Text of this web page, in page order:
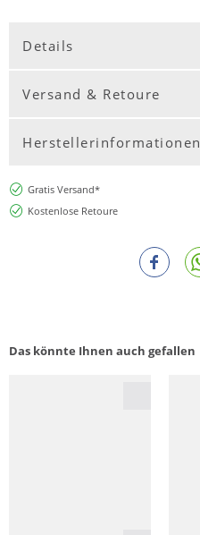
Details
Versand & Retoure
Herstellerinformationen
Gratis Versand*
Kostenlose Retoure
Das könnte Ihnen auch gefallen